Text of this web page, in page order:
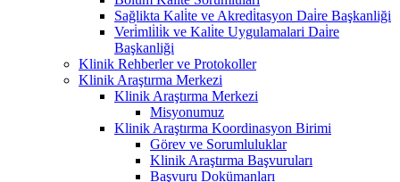
Sağlikta Kali̇te ve Akredi̇tasyon Dai̇re Başkanliği
Veri̇mli̇li̇k ve Kali̇te Uygulamalari Dai̇re
Başkanliği
Klinik Rehberler ve Protokoller
Klinik Araştırma Merkezi
Klinik Araştırma Merkezi
Misyonumuz
Klinik Araştırma Koordinasyon Birimi
Görev ve Sorumluluklar
Klinik Araştırma Başvuruları
Başvuru Dokümanları